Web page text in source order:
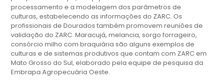
processamento e a modelagem dos parâmetros de
culturas, estabelecendo as informações do ZARC. Os
profissionais de Dourados também promovem reuniões de
validação do ZARC. Maracujá, melancia, sorgo forrageiro,
consórcio milho com braquiária são alguns exemplos de
culturas e de sistemas produtivos que contam com ZARC em
Mato Grosso do Sul, elaborado pela equipe de pesquisa da
Embrapa Agropecuária Oeste.